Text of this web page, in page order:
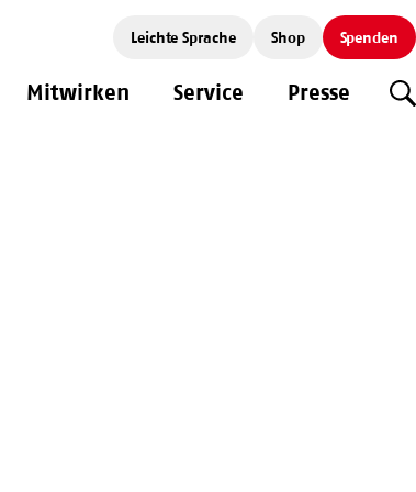
Leichte Sprache Shop Spenden
Mitwirken Service Presse